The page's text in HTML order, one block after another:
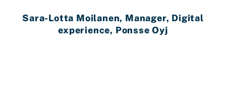
Sara-Lotta Moilanen, Manager, Digital
experience, Ponsse Oyj